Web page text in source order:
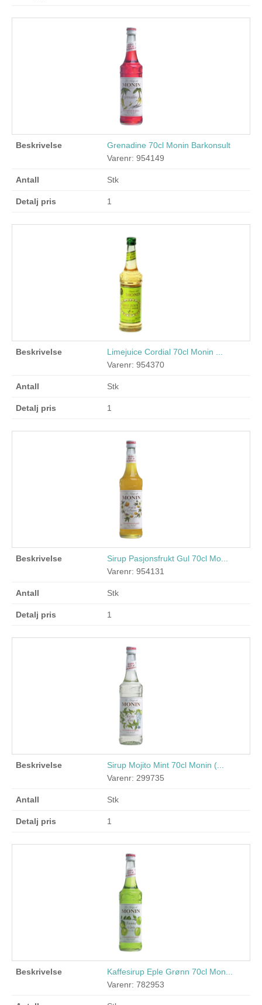
Grenadine 70cl Monin Barkonsult
Varenr: 954149
Stk
1
Limejuice Cordial 70cl Monin ...
Varenr: 954370
Stk
1
Sirup Pasjonsfrukt Gul 70cl Mo...
Varenr: 954131
Stk
1
Sirup Mojito Mint 70cl Monin (...
Varenr: 299735
Stk
1
Kaffesirup Eple Grønn 70cl Mon...
Varenr: 782953